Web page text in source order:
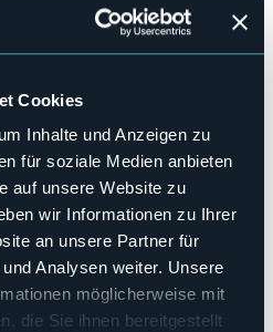
Cookies
Inhalte und Anzeigen zu
für soziale Medien anbieten
auf unsere Website zu
wir Informationen zu Ihrer
an unsere Partner für
Analysen weiter. Unsere
möglicherweise mit
die Sie ihnen bereitgestellt